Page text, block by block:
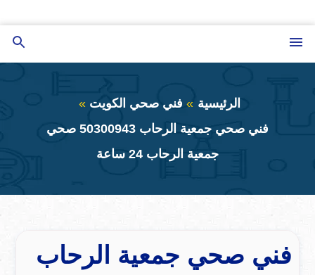
إلى
المحتوى
الرئيسية
فني صحي الكويت
فني صحي جمعية الرحاب 50300943 صحي
جمعية الرحاب 24 ساعة
فني صحي جمعية الرحاب